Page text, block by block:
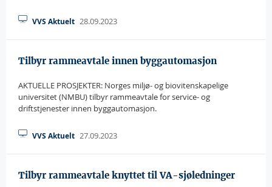
VVS Aktuelt 28.09.2023
Tilbyr rammeavtale innen byggautomasjon
AKTUELLE PROSJEKTER: Norges miljø- og biovitenskapelige
universitet (NMBU) tilbyr rammeavtale for service- og
driftstjenester innen byggautomasjon.
VVS Aktuelt 27.09.2023
Tilbyr rammeavtale knyttet til VA-sjøledninger